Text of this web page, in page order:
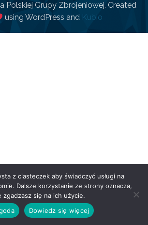
Polskiej Grupy Zbrojeniowej. Created
using WordPress and Kubio
z ciasteczek aby świadczyć usługi na
Dalsze korzystanie ze strony oznacza,
zgadzasz się na ich użycie.
Dowiedz się więcej